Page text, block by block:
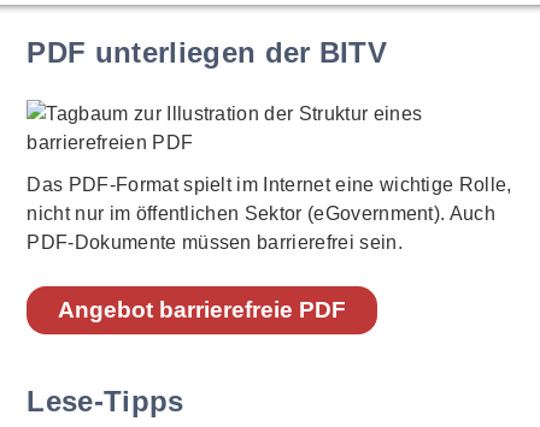
PDF unterliegen der BITV
Das PDF-Format spielt im Internet eine wichtige Rolle,
nicht nur im öffentlichen Sektor (eGovernment). Auch
PDF-Dokumente müssen barrierefrei sein.
Angebot barrierefreie PDF
Lese-Tipps